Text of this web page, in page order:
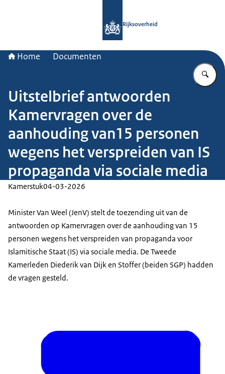
Rijksoverheid
Home Documenten
Uitstelbrief antwoorden
Kamervragen over de
aanhouding van15 personen
wegens het verspreiden van IS
propaganda via sociale media
Kamerstuk04-03-2026
Minister Van Weel (JenV) stelt de toezending uit van de
antwoorden op Kamervragen over de aanhouding van 15
personen wegens het verspreiden van propaganda voor
Islamitische Staat (IS) via sociale media. De Tweede
Kamerleden Diederik van Dijk en Stoffer (beiden SGP) hadden
de vragen gesteld.